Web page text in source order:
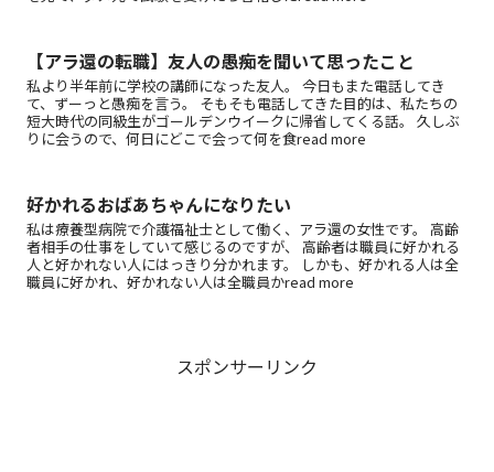
【アラ還の転職】友人の愚痴を聞いて思ったこと
私より半年前に学校の講師になった友人。 今日もまた電話してき
て、ずーっと愚痴を言う。 そもそも電話してきた目的は、私たちの
短大時代の同級生がゴールデンウイークに帰省してくる話。 久しぶ
りに会うので、何日にどこで会って何を食read more
好かれるおばあちゃんになりたい
私は療養型病院で介護福祉士として働く、アラ還の女性です。 高齢
者相手の仕事をしていて感じるのですが、 高齢者は職員に好かれる
人と好かれない人にはっきり分かれます。 しかも、好かれる人は全
職員に好かれ、好かれない人は全職員かread more
スポンサーリンク